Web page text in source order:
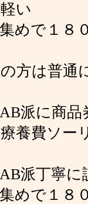
い
めで１
方は普通
派に商
養費ソー
派丁寧
めで１